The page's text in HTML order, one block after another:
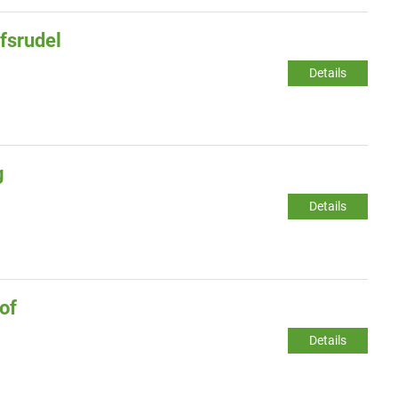
Details
Details
Details